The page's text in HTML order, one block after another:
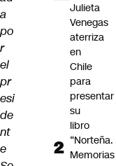
a
po
r
el
pr
esi
de
nt
e
Julieta
Venegas
aterriza
en
Chile
para
presentar
su
libro
“Norteña.
Memorias